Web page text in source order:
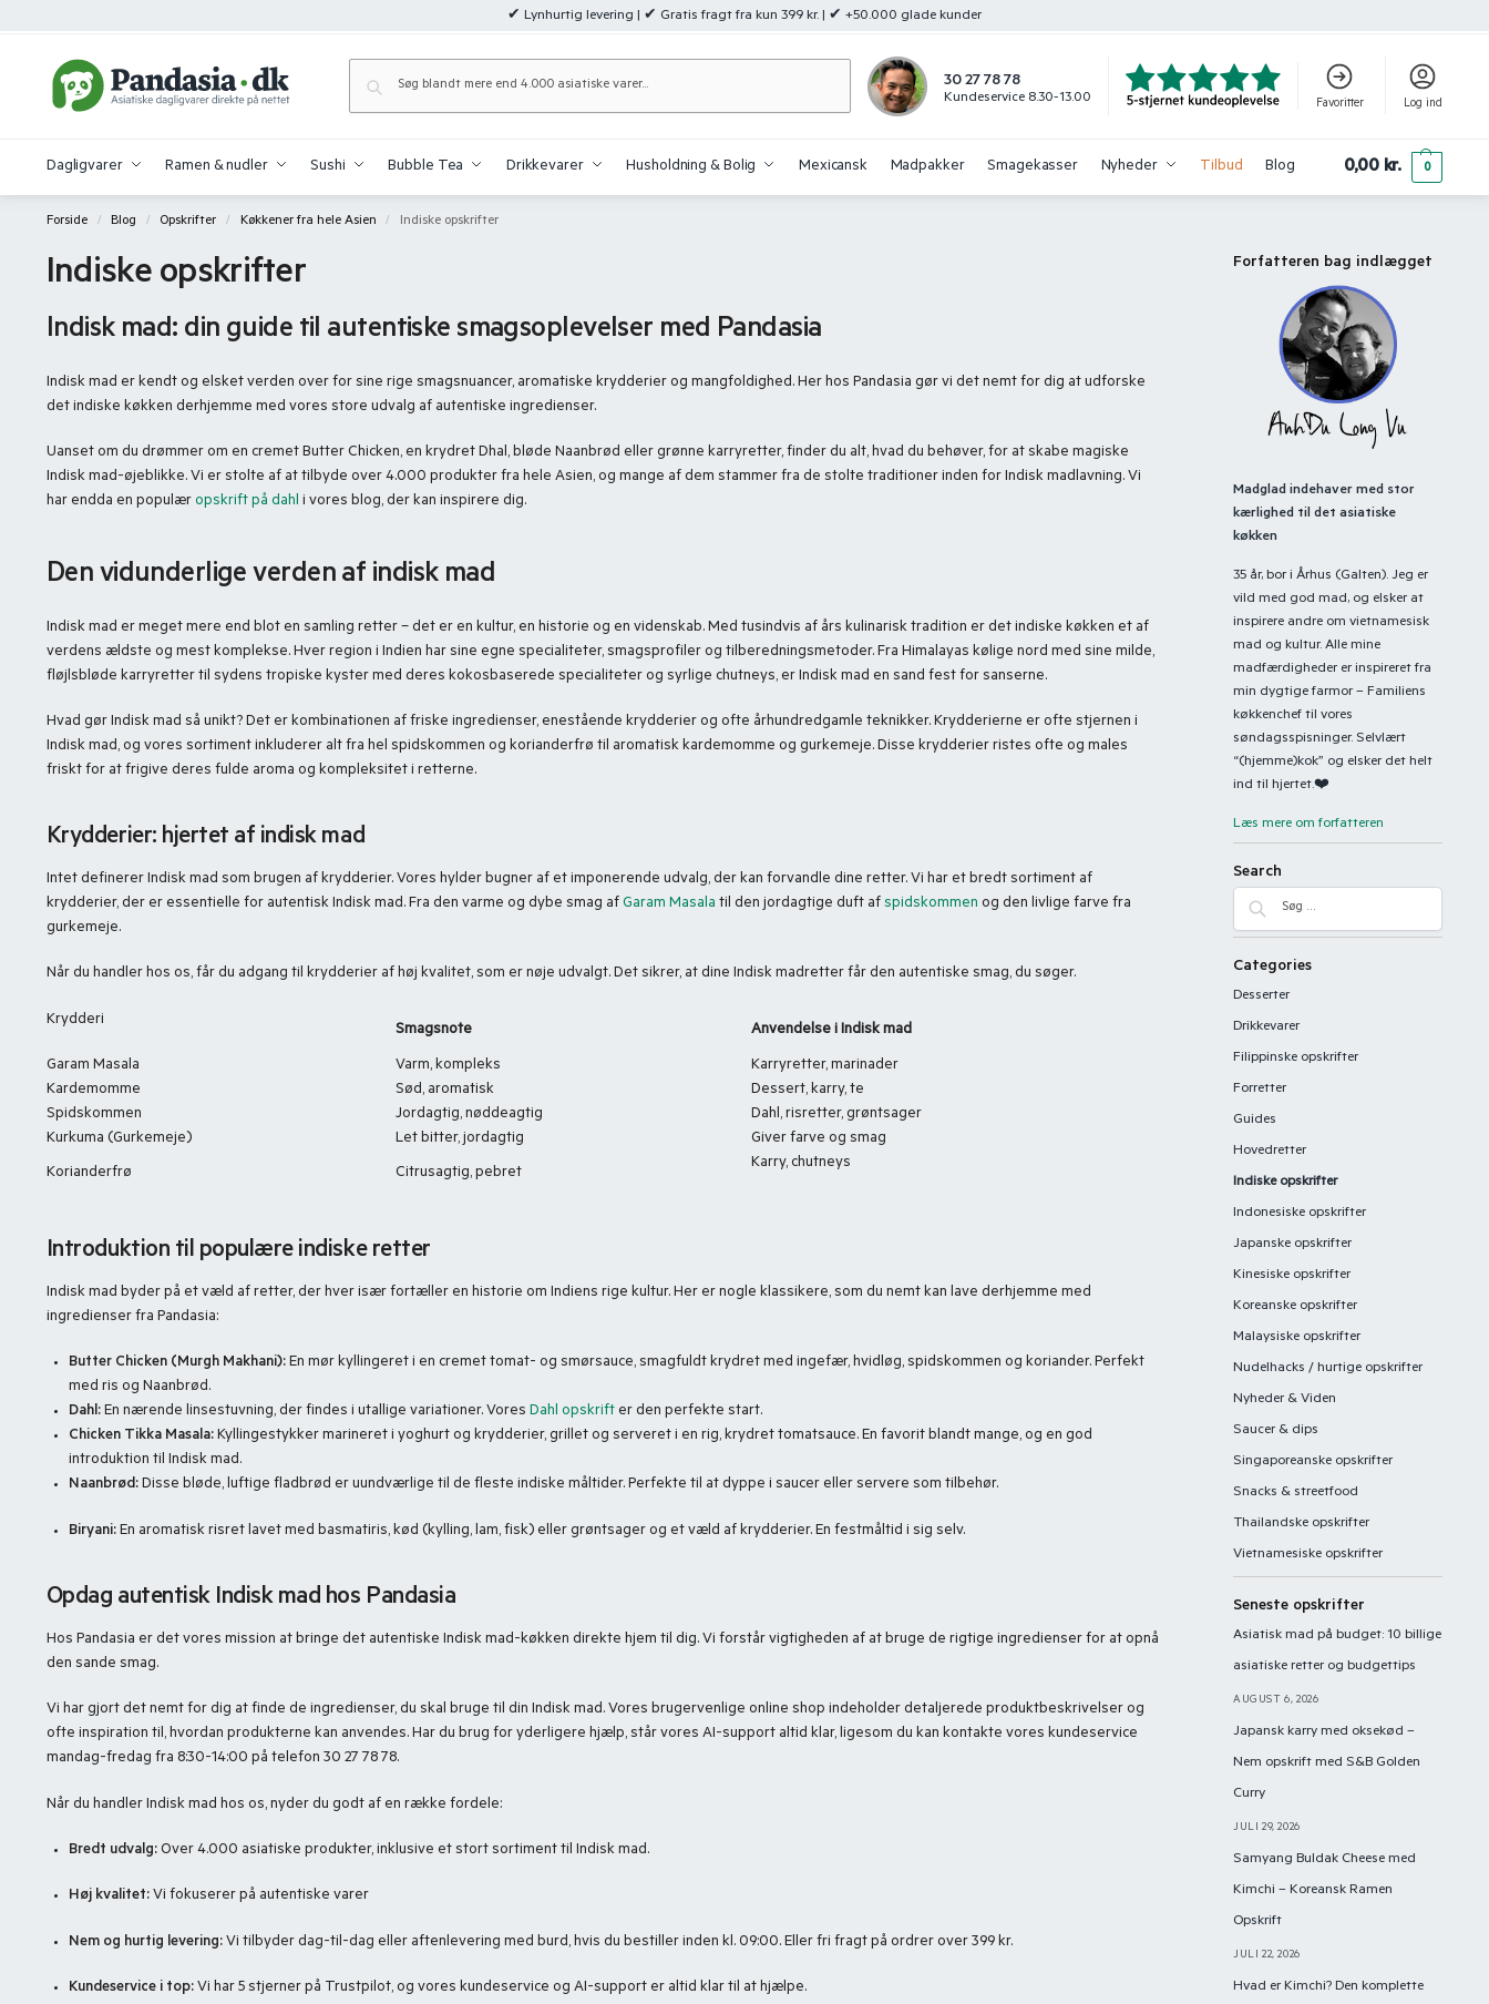
✔ Lynhurtig levering | ✔ Gratis fragt fra kun 399 kr. | ✔ +50.000 glade kunder
30 27 78 78
Kundeservice 8.30-13.00 Favoritter Log ind
Dagligvarer Ramen & nudler Sushi Bubble Tea Drikkevarer Husholdning & Bolig Mexicansk Madpakker Smagekasser Nyheder Tilbud Blog 0,00 kr. 0
Forside / Blog / Opskrifter / Køkkener fra hele Asien / Indiske opskrifter
Indiske opskrifter
Indisk mad: din guide til autentiske smagsoplevelser med Pandasia
Indisk mad er kendt og elsket verden over for sine rige smagsnuancer, aromatiske krydderier og mangfoldighed. Her hos Pandasia gør vi det nemt for dig at udforske
det indiske køkken derhjemme med vores store udvalg af autentiske ingredienser.
Uanset om du drømmer om en cremet Butter Chicken, en krydret Dhal, bløde Naanbrød eller grønne karryretter, finder du alt, hvad du behøver, for at skabe magiske
Indisk mad-øjeblikke. Vi er stolte af at tilbyde over 4.000 produkter fra hele Asien, og mange af dem stammer fra de stolte traditioner inden for Indisk madlavning. Vi
har endda en populær opskrift på dahl i vores blog, der kan inspirere dig.
Den vidunderlige verden af indisk mad
Indisk mad er meget mere end blot en samling retter – det er en kultur, en historie og en videnskab. Med tusindvis af års kulinarisk tradition er det indiske køkken et af
verdens ældste og mest komplekse. Hver region i Indien har sine egne specialiteter, smagsprofiler og tilberedningsmetoder. Fra Himalayas kølige nord med sine milde,
fløjlsbløde karryretter til sydens tropiske kyster med deres kokosbaserede specialiteter og syrlige chutneys, er Indisk mad en sand fest for sanserne.
Hvad gør Indisk mad så unikt? Det er kombinationen af friske ingredienser, enestående krydderier og ofte århundredgamle teknikker. Krydderierne er ofte stjernen i
Indisk mad, og vores sortiment inkluderer alt fra hel spidskommen og korianderfrø til aromatisk kardemomme og gurkemeje. Disse krydderier ristes ofte og males
friskt for at frigive deres fulde aroma og kompleksitet i retterne.
Krydderier: hjertet af indisk mad
Intet definerer Indisk mad som brugen af krydderier. Vores hylder bugner af et imponerende udvalg, der kan forvandle dine retter. Vi har et bredt sortiment af
krydderier, der er essentielle for autentisk Indisk mad. Fra den varme og dybe smag af Garam Masala til den jordagtige duft af spidskommen og den livlige farve fra
gurkemeje.
Når du handler hos os, får du adgang til krydderier af høj kvalitet, som er nøje udvalgt. Det sikrer, at dine Indisk madretter får den autentiske smag, du søger.
Krydderi
Smagsnote Anvendelse i Indisk mad
Garam Masala Varm, kompleks
Karryretter, marinader
Kardemomme
Sød, aromatisk
Dessert, karry, te
Spidskommen
Jordagtig, nøddeagtig
Dahl, risretter, grøntsager
Kurkuma (Gurkemeje)
Let bitter, jordagtig Giver farve og smag
Korianderfrø Citrusagtig, pebret
Karry, chutneys
Introduktion til populære indiske retter
Indisk mad byder på et væld af retter, der hver især fortæller en historie om Indiens rige kultur. Her er nogle klassikere, som du nemt kan lave derhjemme med
ingredienser fra Pandasia:
Butter Chicken (Murgh Makhani):En mør kyllingeret i en cremet tomat- og smørsauce, smagfuldt krydret med ingefær, hvidløg, spidskommen og koriander. Perfekt
med ris og Naanbrød.
Dahl:En nærende linsestuvning, der findes i utallige variationer. Vores Dahl opskrifter den perfekte start.
Chicken Tikka Masala:Kyllingestykker marineret i yoghurt og krydderier, grillet og serveret i en rig, krydret tomatsauce. En favorit blandt mange, og en god
introduktion til Indisk mad.
Naanbrød:Disse bløde, luftige fladbrød er uundværlige til de fleste indiske måltider. Perfekte til at dyppe i saucer eller servere som tilbehør.
Biryani:En aromatisk risret lavet med basmatiris, kød (kylling, lam, fisk) eller grøntsager og et væld af krydderier. En festmåltid i sig selv.
Opdag autentisk Indisk mad hos Pandasia
Hos Pandasia er det vores mission at bringe det autentiske Indisk mad-køkken direkte hjem til dig. Vi forstår vigtigheden af at bruge de rigtige ingredienser for at opnå
den sande smag.
Vi har gjort det nemt for dig at finde de ingredienser, du skal bruge til din Indisk mad. Vores brugervenlige online shop indeholder detaljerede produktbeskrivelser og
ofte inspiration til, hvordan produkterne kan anvendes. Har du brug for yderligere hjælp, står vores AI-support altid klar, ligesom du kan kontakte vores kundeservice
mandag-fredag fra 8:30-14:00 på telefon 30 27 78 78.
Når du handler Indisk mad hos os, nyder du godt af en række fordele:
Bredt udvalg:Over 4.000 asiatiske produkter, inklusive et stort sortiment til Indisk mad.
Høj kvalitet:Vi fokuserer på autentiske varer
Nem og hurtig levering:Vi tilbyder dag-til-dag eller aftenlevering med burd, hvis du bestiller inden kl. 09:00. Eller fri fragt på ordrer over 399 kr.
Kundeservice i top:Vi har 5 stjerner på Trustpilot, og vores kundeservice og AI-support er altid klar til at hjælpe.
Forfatteren bag indlægget
Madglad indehaver med stor
kærlighed til det asiatiske
køkken
35 år, bor i Århus (Galten). Jeg er
vild med god mad, og elsker at
inspirere andre om vietnamesisk
mad og kultur. Alle mine
madfærdigheder er inspireret fra
min dygtige farmor – Familiens
køkkenchef til vores
søndagsspisninger. Selvlært
“(hjemme)kok” og elsker det helt
ind til hjertet.❤️
Læs mere om forfatteren
Search
Categories
Desserter
Drikkevarer
Filippinske opskrifter
Forretter
Guides
Hovedretter
Indiske opskrifter
Indonesiske opskrifter
Japanske opskrifter
Kinesiske opskrifter
Koreanske opskrifter
Malaysiske opskrifter
Nudelhacks / hurtige opskrifter
Nyheder & Viden
Saucer & dips
Singaporeanske opskrifter
Snacks & streetfood
Thailandske opskrifter
Vietnamesiske opskrifter
Seneste opskrifter
Asiatisk mad på budget: 10 billige
asiatiske retter og budgettips
AUGUST 6, 2026
Japansk karry med oksekød –
Nem opskrift med S&B Golden
Curry
JULI 29, 2026
Samyang Buldak Cheese med
Kimchi – Koreansk Ramen
Opskrift
JULI 22, 2026
Hvad er Kimchi? Den komplette